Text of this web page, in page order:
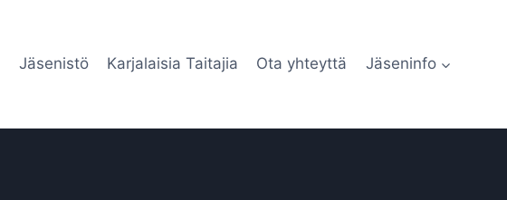
Jäsenistö Karjalaisia Taitajia Ota yhteyttä Jäseninfo